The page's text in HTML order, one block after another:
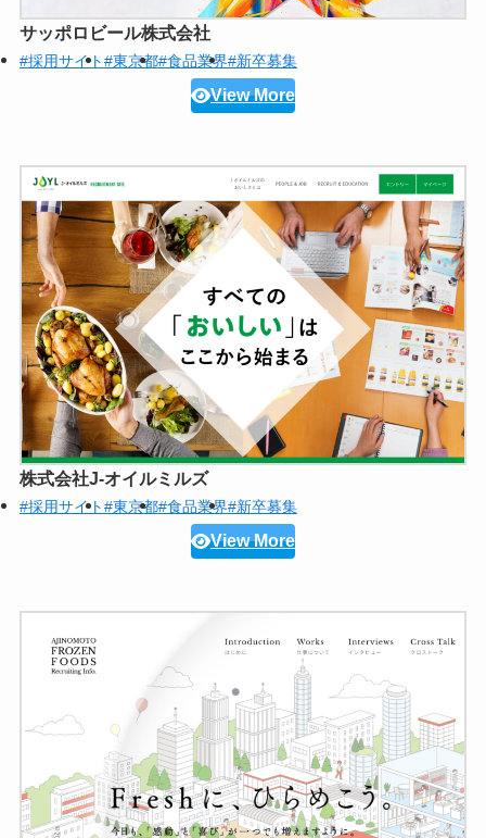
サッポロビール株式会社
#採用サイト#東京都#食品業界#新卒募集
View More
株式会社J-オイルミルズ
#採用サイト#東京都#食品業界#新卒募集
View More